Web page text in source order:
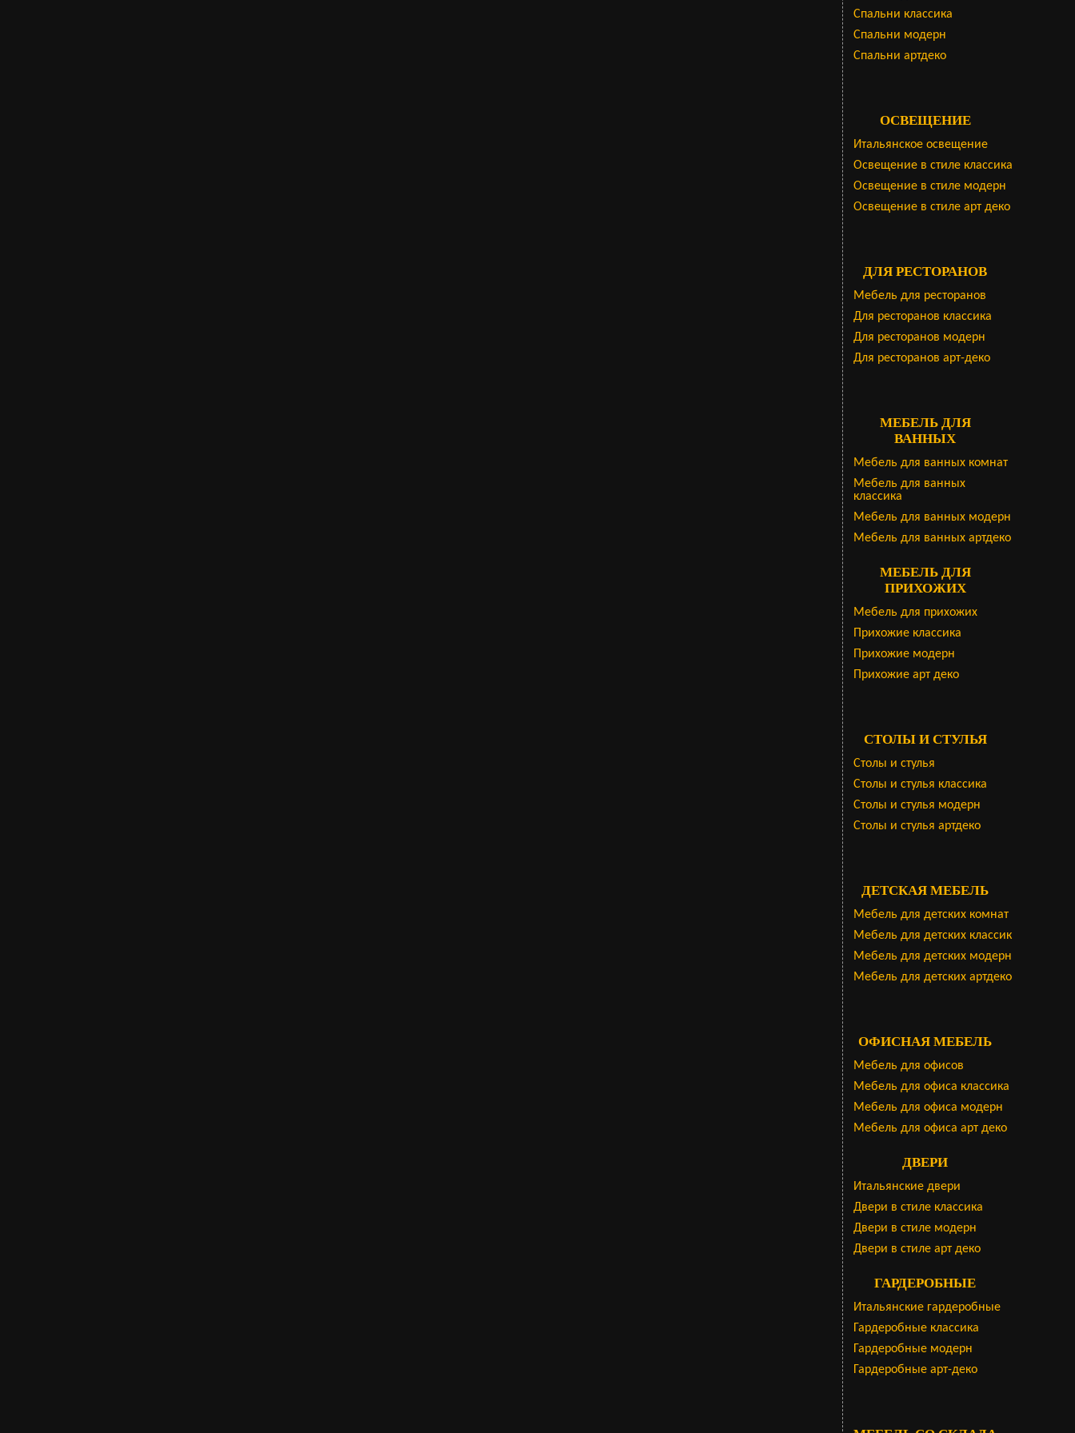
Cпальни классика
Спальни модерн
Спальни артдеко
ОСВЕЩЕНИЕ
Итальянское освещение
Освещение в стиле классика
Освещение в стиле модерн
Освещение в стиле арт деко
ДЛЯ РЕСТОРАНОВ
Мебель для ресторанов
Для ресторанов классика
Для ресторанов модерн
Для ресторанов арт-деко
МЕБЕЛЬ ДЛЯ
ВАННЫХ
Мебель для ванных комнат
Мебель для ванных
классика
Мебель для ванных модерн
Мебель для ванных артдеко
МЕБЕЛЬ ДЛЯ
ПРИХОЖИХ
Мебель для прихожих
Прихожие классика
Прихожие модерн
Прихожие арт деко
СТОЛЫ И СТУЛЬЯ
Столы и стулья
Столы и стулья классика
Столы и стулья модерн
Столы и стулья артдеко
ДЕТСКАЯ МЕБЕЛЬ
Мебель для детских комнат
Мебель для детских классик
Мебель для детских модерн
Мебель для детских артдеко
ОФИСНАЯ МЕБЕЛЬ
Мебель для офисов
Мебель для офиса классика
Мебель для офиса модерн
Мебель для офиса арт деко
ДВЕРИ
Итальянские двери
Двери в стиле классика
Двери в стиле модерн
Двери в стиле арт деко
ГАРДЕРОБНЫЕ
Итальянские гардеробные
Гардеробные классика
Гардеробные модерн
Гардеробные арт-деко